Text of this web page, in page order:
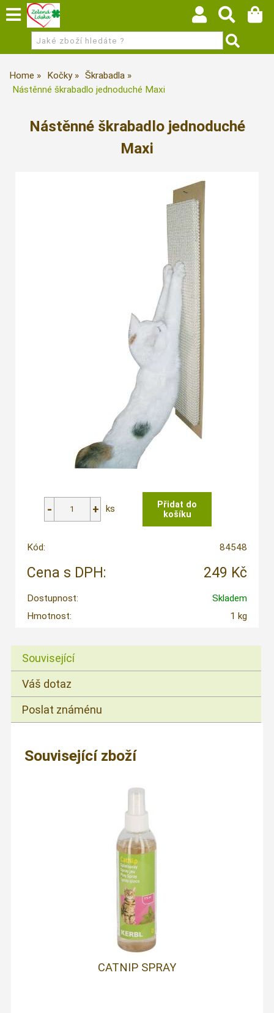
Home Kočky
Škrabadla
Nástěnné škrabadlo jednoduché Maxi
Nástěnné škrabadlo jednoduché
Maxi
ks
Kód: 84548
Cena s DPH: 249 Kč
Dostupnost:
Skladem
Hmotnost:
1 kg
Související
Váš dotaz
Poslat známénu
Související zboží
CATNIP SPRAY